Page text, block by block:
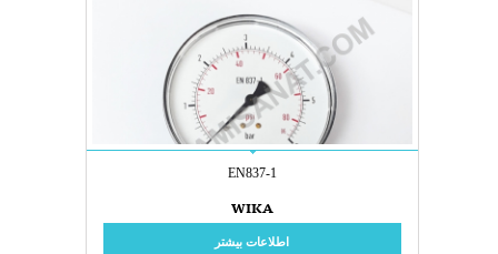
EN837-1
WIKA
اطلاعات بیشتر